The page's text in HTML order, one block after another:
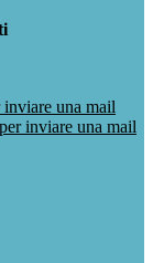
una mail
inviare una mail